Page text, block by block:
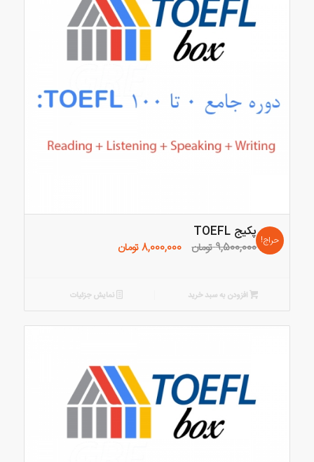
پکیج TOEFL
9,500,000تومان قیمت
بود.
8,000,000تومانقیمت
حراج!
افزودن به سبد خرید نمایش جزئیات